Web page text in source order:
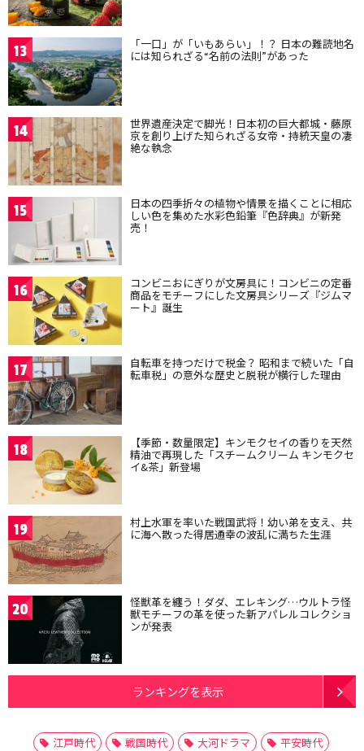
13 「一口」が「いもあらい」！？ 日本の難読地名
には知られざる“名前の法則”があった
14 世界遺産決定で脚光！日本初の巨大都城・藤原
京を創り上げた知られざる女帝・持統天皇の凄
絶な執念
15 日本の四季折々の植物や情景を描くことに相応
しい色を集めた水彩色鉛筆『色辞典』が新発
売！
16 コンビニおにぎりが文房具に！コンビニの定番
商品をモチーフにした文房具シリーズ『ジムマ
ート』誕生
17 自転車を持つだけで税金？ 昭和まで続いた「自
転車税」の意外な歴史と脱税が横行した理由
18 【季節・数量限定】キンモクセイの香りを天然
精油で再現した「スチームクリーム キンモクセ
イ&茶」新登場
19 村上水軍を率いた戦国武将！幼い弟を支え、共
に海へ散った得居通幸の波乱に満ちた生涯
20 怪獣革を纏う！ダダ、エレキング…ウルトラ怪
獣モチーフの革を使った新アパレルコレクショ
ンが発表
ランキングを表示
江戸時代 戦国時代 大河ドラマ
平安時代